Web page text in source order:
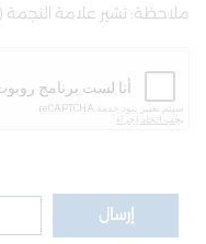
ملاحظة: تشير علامة النجمة
إرسال